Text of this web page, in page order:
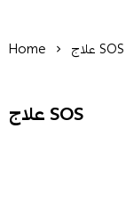
Home علاج SOS
علاج SOS